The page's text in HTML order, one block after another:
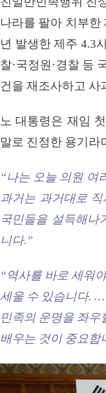
나라를 팔아 치부한
년 발생한 제주 4.3
찰·국정원·경찰 등
건을 재조사하고 사
노 대통령은 재임
말로 진정한 용기라
“나는 오늘 의원 여
과거는 과거대로
국민들을 설득해나
니다.”
“역사를 바로 세워
세울 수 있습니다.
민족의 운명을 좌
배우는 것이 중요합